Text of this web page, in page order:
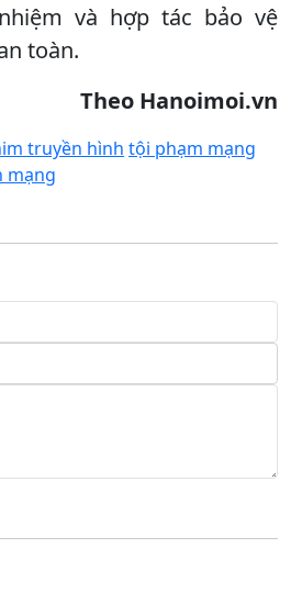
và hợp tác bảo vệ
toàn.
Theo Hanoimoi.vn
truyền hình tội phạm mạng
mạng